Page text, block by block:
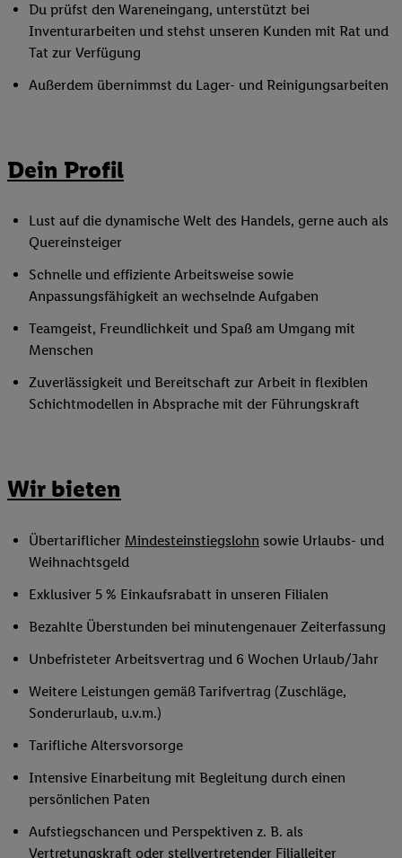
Du prüfst den Wareneingang, unterstützt bei
Inventurarbeiten und stehst unseren Kunden mit Rat und
Tat zur Verfügung
Außerdem übernimmst du Lager- und Reinigungsarbeiten
Dein Profil
Lust auf die dynamische Welt des Handels, gerne auch als
Quereinsteiger
Schnelle und effiziente Arbeitsweise sowie
Anpassungsfähigkeit an wechselnde Aufgaben
Teamgeist, Freundlichkeit und Spaß am Umgang mit
Menschen
Zuverlässigkeit und Bereitschaft zur Arbeit in flexiblen
Schichtmodellen in Absprache mit der Führungskraft
Wir bieten
Übertariflicher Mindesteinstiegslohn sowie Urlaubs- und
Weihnachtsgeld
Exklusiver 5 % Einkaufsrabatt in unseren Filialen
Bezahlte Überstunden bei minutengenauer Zeiterfassung
Unbefristeter Arbeitsvertrag und 6 Wochen Urlaub/Jahr
Weitere Leistungen gemäß Tarifvertrag (Zuschläge,
Sonderurlaub, u.v.m.)
Tarifliche Altersvorsorge
Intensive Einarbeitung mit Begleitung durch einen
persönlichen Paten
Aufstiegschancen und Perspektiven z. B. als
Vertretungskraft oder stellvertretender Filialleiter